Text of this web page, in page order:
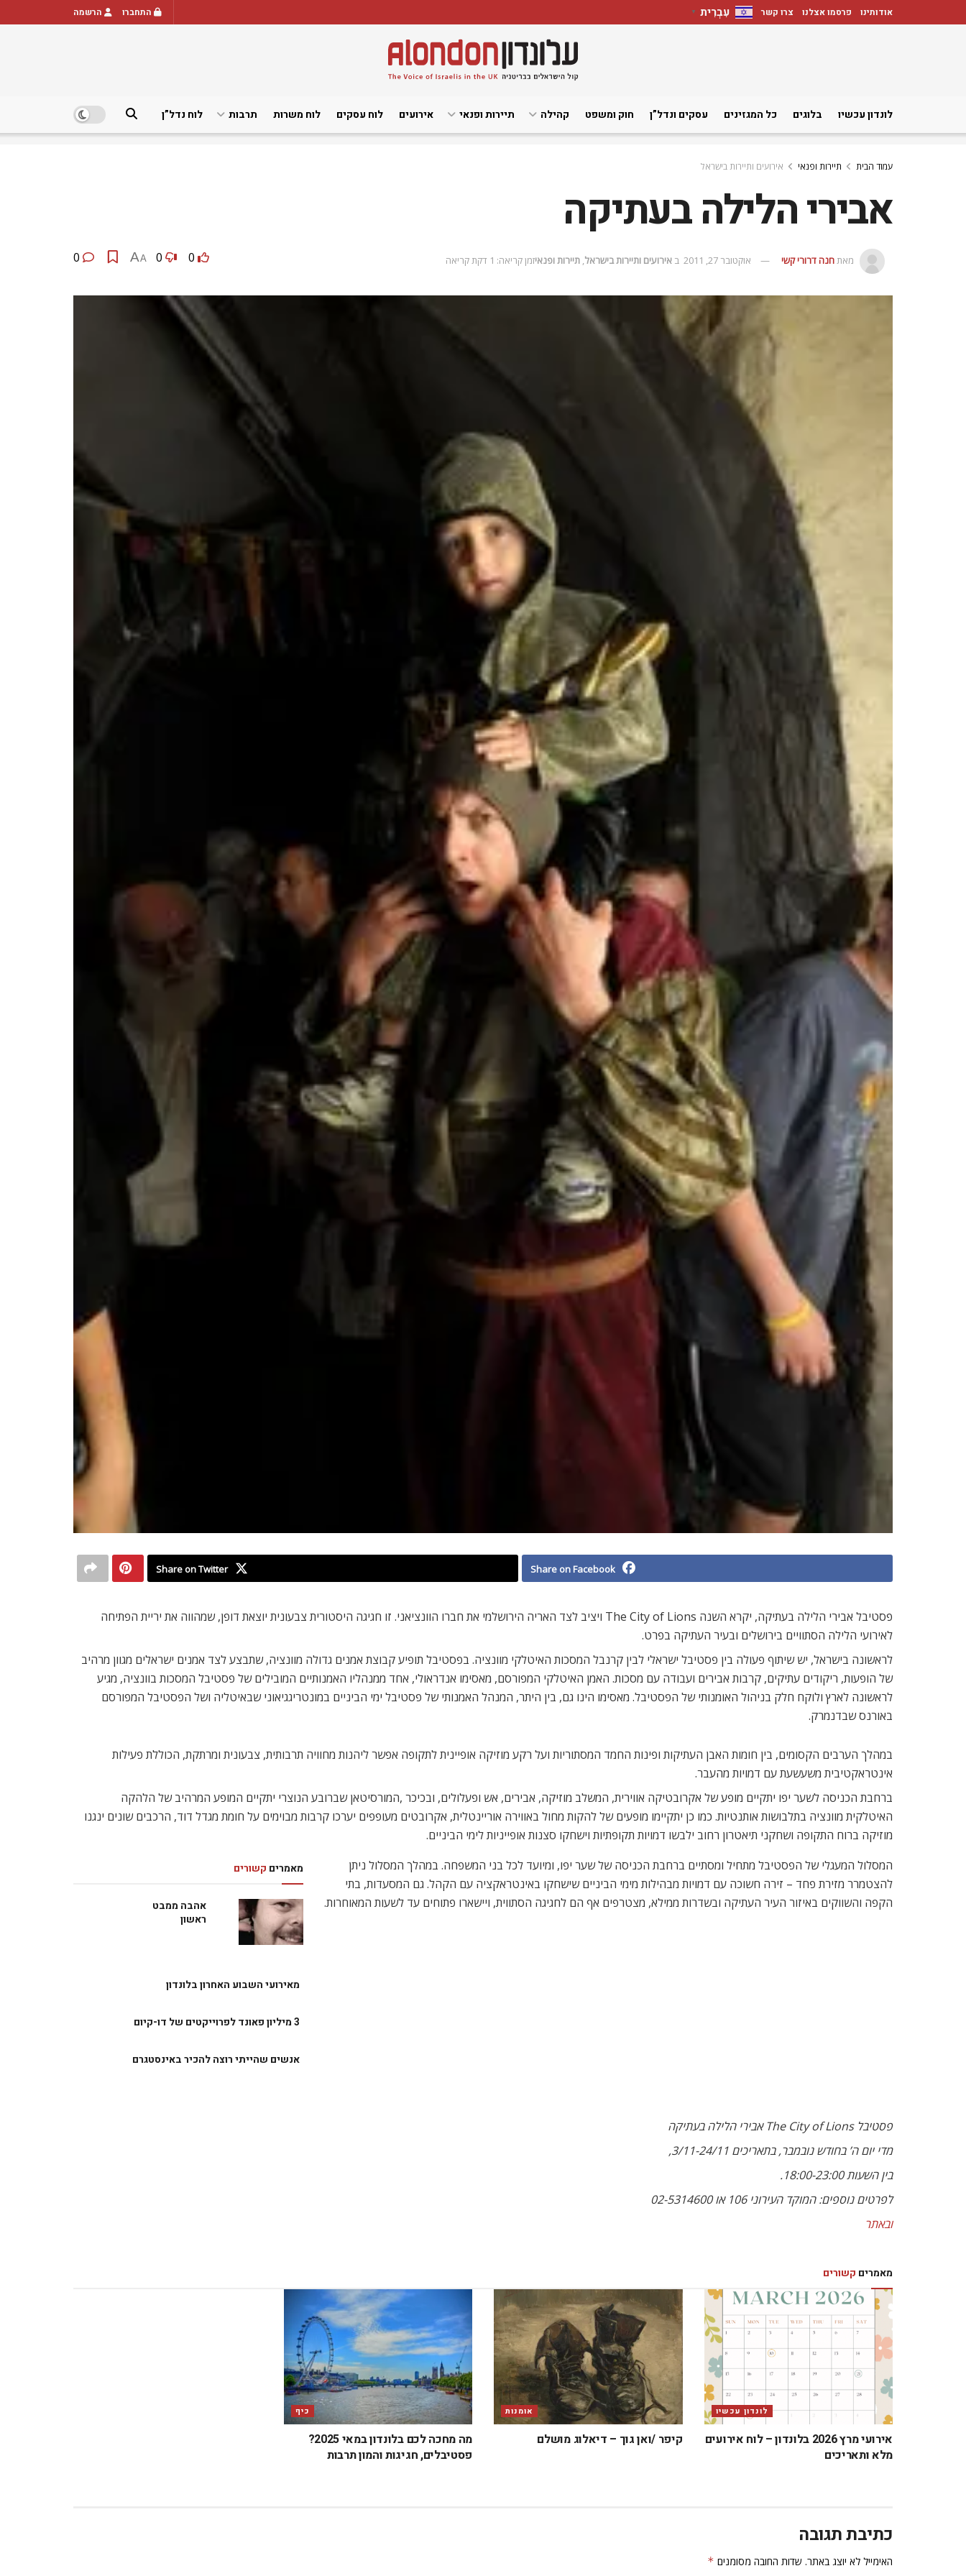
אודותינו פרסמו אצלנו צרו קשר עִבְרִית ▼ התחברו הרשמה
לונדון עכשיו בלוגים כל המגזינים עסקים ונדל”ן חוק ומשפט קהילה תיירות ופנאי אירועים לוח עסקים לוח משרות תרבות לוח נדל”ן
עמוד הבית תיירות ופנאי אירועים ותיירות בישראל
אבירי הלילה בעתיקה
מאתחנה דרורי קשי אוקטובר 27, 2011 ב אירועים ותיירות בישראל, תיירות ופנאיזמן קריאה: 1 דקת קריאה 0
0
A
A
Share on Facebook
Share on Twitter
פסטיבל אבירי הלילה בעתיקה, יקרא השנה The City of Lions ויציב לצד האריה הירושלמי את חברו הוונציאני. זו חגיגה היסטורית צבעונית יוצאת דופן, שמהווה את יריית הפתיחה
לאירועי הלילה הסתוויים בירושלים ובעיר העתיקה בפרט.
לראשונה בישראל, יש שיתוף פעולה בין פסטיבל ישראלי לבין קרנבל המסכות האיטלקי מוונציה. בפסטיבל תופיע קבוצת אמנים גדולה מוונציה, שתבצע לצד אמנים ישראלים מגוון מרהיב
של הופעות, ריקודים עתיקים, קרבות אבירים ועבודה עם מסכות. האמן האיטלקי המפורסם, מאסימו אנדראולי, אחד ממנהליו האמנותיים המובילים של פסטיבל המסכות בוונציה, מגיע
לראשונה לארץ ולוקח חלק בניהול האומנותי של הפסטיבל. מאסימו הינו גם, בין היתר, המנהל האמנותי של פסטיבל ימי הביניים במונטריגגיאוני שבאיטליה ושל הפסטיבל המפורסם
באורנס שבדנמרק.
במהלך הערבים הקסומים, בין חומות האבן העתיקות ופינות החמד המסתוריות ועל רקע מוזיקה אופיינית לתקופה אפשר ליהנות מחוויה תרבותית, צבעונית ומרתקת, הכוללת פעילות
אינטראקטיבית משעשעת עם דמויות מהעבר.
ברחבת הכניסה לשער יפו יתקיים מופע של אקרובטיקה אווירית, המשלב מוזיקה, אבירים, אש ופעלולים, ובכיכר ,המורסיטאן שברובע הנוצרי יתקיים המופע המרהיב של הלהקה
האיטלקית מוונציה בתלבושות אותנטיות. כמו כן יתקיימו מופעים של להקות מחול באווירה אוריינטלית, אקרובטים מעופפים יערכו קרבות מבוימים על חומת מגדל דוד, הרכבים שונים ינגנו
מוזיקה ברוח התקופה ושחקני תיאטרון רחוב ילבשו דמויות תקופתיות וישחקו סצנות אופייניות לימי הביניים.
מאמרים קשורים
אהבה ממבט
ראשון
מאירועי השבוע האחרון בלונדון
3 מיליון פאונד לפרוייקטים של דו-קיום
אנשים שהייתי רוצה להכיר באינסטגרם
המסלול המעגלי של הפסטיבל מתחיל ומסתיים ברחבת הכניסה של שער יפו, ומיועד לכל בני המשפחה. במהלך המסלול ניתן
להצטמרר מזירת פחד – זירה חשוכה עם דמויות מבהילות מימי הביניים שישחקו באינטראקציה עם הקהל. גם המסעדות, בתי
הקפה והשווקים באיזור העיר העתיקה ובשדרות ממילא, מצטרפים אף הם לחגיגה הסתווית, ויישארו פתוחים עד לשעות המאוחרות.
פסטיבל The City of Lions אבירי הלילה בעתיקה
מדי יום ה’ בחודש נובמבר, בתאריכים 3/11-24/11,
בין השעות 18:00-23:00.
לפרטים נוספים: המוקד העירוני 106 או 02-5314600
ובאתר
מאמרים קשורים
לונדון עכשיו
אירועי מרץ 2026 בלונדון – לוח אירועים
מלא ותאריכים
אומנות
קיפר /ואן גוך – דיאלוג מושלם
כיף
מה מחכה לכם בלונדון במאי 2025?
פסטיבלים, חגיגות והמון תרבות
כתיבת תגובה
האימייל לא יוצג באתר. שדות החובה מסומנים *